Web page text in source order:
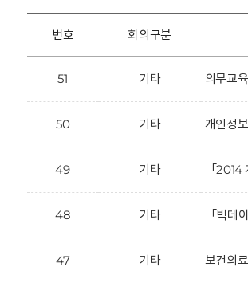
번호 회의구분
51 기타 의무교
50 기타 개인정
49 기타 「
48 기타 「빅데
47 기타 보건의